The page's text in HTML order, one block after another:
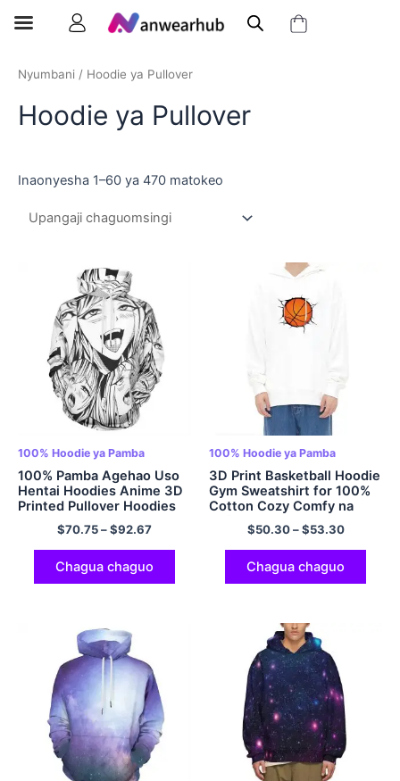
Nyumbani / Hoodie ya Pullover
Hoodie ya Pullover
Inaonyesha 1–60 ya 470 matokeo
100% Hoodie ya Pamba
100% Pamba Agehao Uso
Hentai Hoodies Anime 3D
Printed Pullover Hoodies
$70.75–$92.67
Chagua chaguo
100% Hoodie ya Pamba
3D Print Basketball Hoodie
Gym Sweatshirt for 100%
Cotton Cozy Comfy na
Soft Pullover Hoodie kwa
Wanaume na Wanawake
Multicolor
$50.30–$53.30
Chagua chaguo